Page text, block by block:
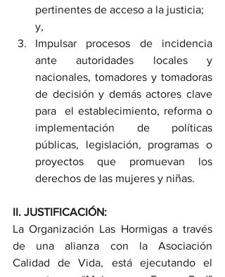
pertinentes de acceso a la justicia;
y,
Impulsar procesos de incidencia
ante autoridades locales y
nacionales, tomadores y tomadoras
de decisión y demás actores clave
para  el establecimiento, reforma o
implementación de políticas
públicas, legislación, programas o
proyectos que promuevan los
derechos de las mujeres y niñas.
II. JUSTIFICACIÓN:
La Organización Las Hormigas a través
de una alianza con la Asociación
Calidad de Vida, está ejecutando el